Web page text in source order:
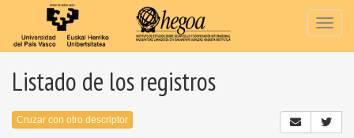
Listado de los registros
Cruzar con otro descriptor